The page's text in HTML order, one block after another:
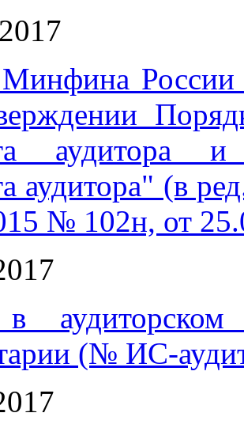
аудитора
аудитора" (в
№ 102н, от
аудиторском
(№ ИС-